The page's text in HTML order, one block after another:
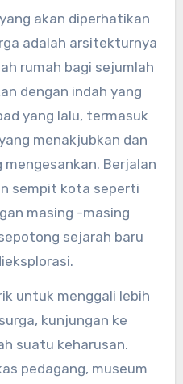
akan diperhatikan
adalah arsitekturnya
rumah bagi sejumlah
dengan indah yang
yang lalu, termasuk
menakjubkan dan
Berjalan
sempit kota seperti
masing -masing
sejarah baru
untuk menggali lebih
kunjungan ke
suatu keharusan.
pedagang, museum